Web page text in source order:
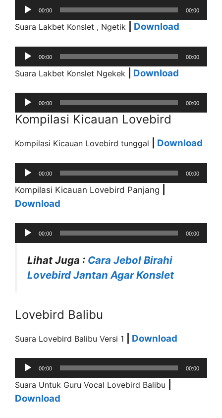
Audio
Player
00:00 00:00
Suara Lakbet Konslet , Ngetik Download
Audio
Player
00:00 00:00
Suara Lakbet Konslet Ngekek Download
Audio
Player
00:00 00:00
Kompilasi Kicauan Lovebird
Kompilasi Kicauan Lovebird tunggal Download
Audio
Player
00:00 00:00
Kompilasi Kicauan Lovebird Panjang
Download
Audio
Player
00:00 00:00
Lihat Juga : Cara Jebol Birahi
Lovebird Jantan Agar Konslet
Lovebird Balibu
Suara Lovebird Balibu Versi 1 Download
Audio
Player
00:00 00:00
Suara Untuk Guru Vocal Lovebird Balibu
Download